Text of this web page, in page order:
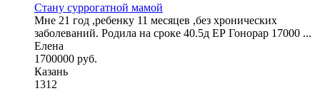
Стану суррогатной мамой
Мне 21 год ,ребенку 11 месяцев ,без хронических
заболеваний. Родила на сроке 40.5д ЕР Гонорар 17000 ...
Елена
1700000 руб.
Казань
1312